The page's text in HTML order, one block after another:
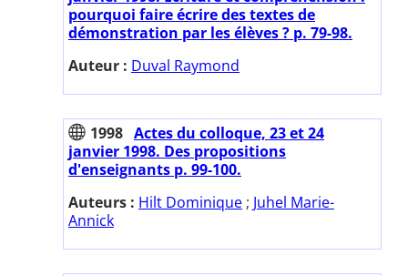
pourquoi faire écrire des textes de
démonstration par les élèves ? p. 79-98.
Auteur : Duval Raymond
1998 Actes du colloque, 23 et 24
janvier 1998. Des propositions
d'enseignants p. 99-100.
Auteurs : Hilt Dominique ; Juhel Marie-
Annick